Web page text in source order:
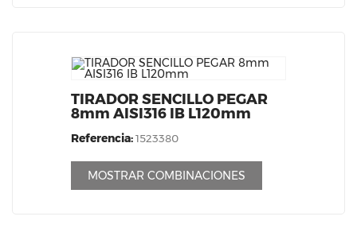
TIRADOR SENCILLO PEGAR
8mm AISI316 IB L120mm
Referencia:1523380
MOSTRAR COMBINACIONES